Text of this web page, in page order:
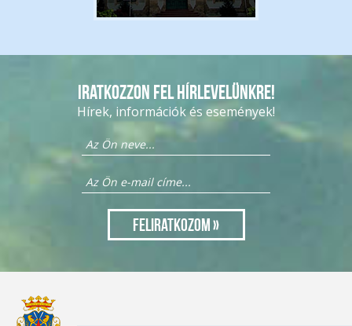
Iratkozzon fel hírlevelünkre!
Hírek, információk és események!